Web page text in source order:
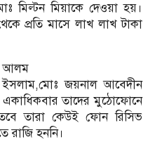
মিয়াকে দেওয়া হয়।
প্রতি মাসে লাখ লাখ টাকা
আলম
ইসলাম,মোঃ জয়নাল আবেদীন
তাদের মুঠোফোনে
তারা কেউই ফোন রিসিভ
রাজি হননি।